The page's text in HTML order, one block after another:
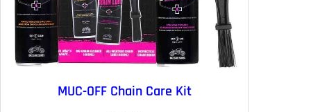
MUC-OFF Chain Care Kit